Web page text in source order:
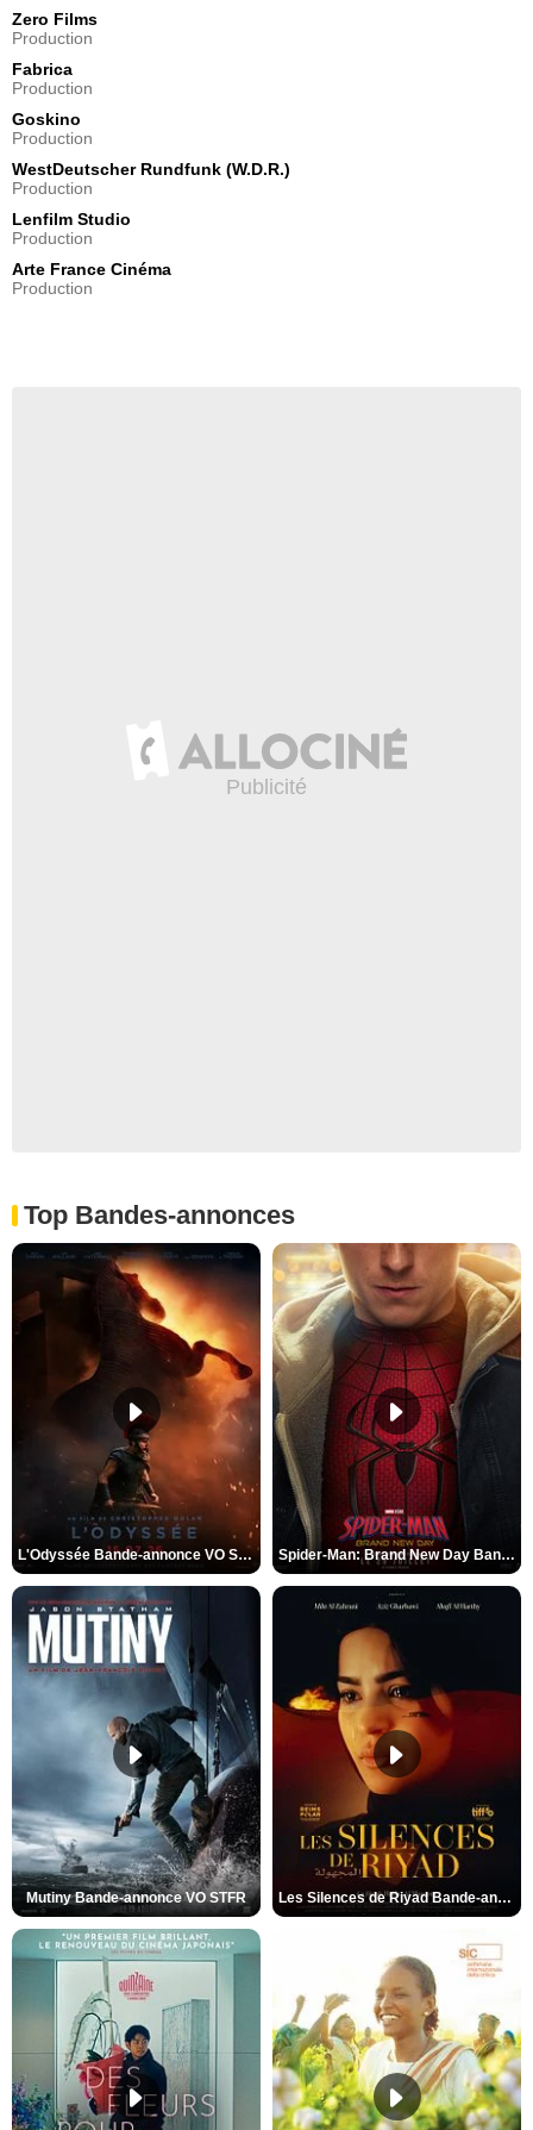
Zero Films
Production
Fabrica
Production
Goskino
Production
WestDeutscher Rundfunk (W.D.R.)
Production
Lenfilm Studio
Production
Arte France Cinéma
Production
Top Bandes-annonces
L'Odyssée Bande-annonce VO STFR Spider-Man: Brand New Day Bande-annonce VO STFR
Mutiny Bande-annonce VO STFR Les Silences de Riyad Bande-annonce VO STFR